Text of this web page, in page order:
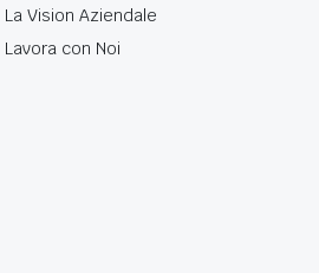
La Vision Aziendale
Lavora con Noi